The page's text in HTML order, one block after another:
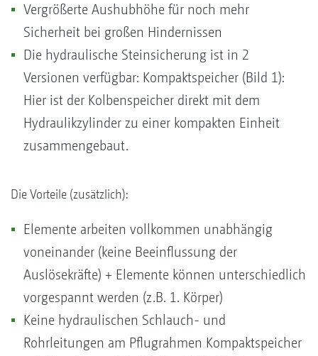
Vergrößerte Aushubhöhe für noch mehr
Sicherheit bei großen Hindernissen
Die hydraulische Steinsicherung ist in 2
Versionen verfügbar: Kompaktspeicher (Bild 1):
Hier ist der Kolbenspeicher direkt mit dem
Hydraulikzylinder zu einer kompakten Einheit
zusammengebaut.
Die Vorteile (zusätzlich):
Elemente arbeiten vollkommen unabhängig
voneinander (keine Beeinflussung der
Auslösekräfte) + Elemente können unterschiedlich
vorgespannt werden (z.B. 1. Körper)
Keine hydraulischen Schlauch- und
Rohrleitungen am Pflugrahmen Kompaktspeicher